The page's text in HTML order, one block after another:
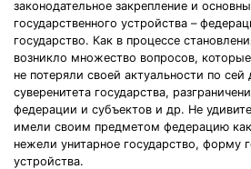
законодательное закрепление и
государственного устройства –
государство. Как в процессе
возникло множество вопросов,
не потеряли своей актуальности по
суверенитета государства,
федерации и субъектов и др. Не
имели своим предметом федерацию
нежели унитарное государство, форму
устройства.